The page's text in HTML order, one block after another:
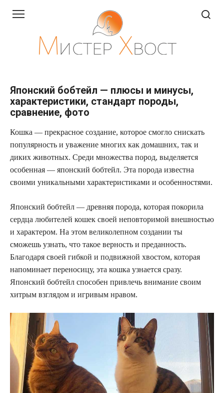
Японский бобтейл — плюсы и минусы,
характеристики, стандарт породы,
сравнение, фото
Кошка — прекрасное создание, которое смогло снискать
популярность и уважение многих как домашних, так и
диких животных. Среди множества пород, выделяется
особенная — японский бобтейл. Эта порода известна
своими уникальными характеристиками и особенностями.
Японский бобтейл — древняя порода, которая покорила
сердца любителей кошек своей неповторимой внешностью
и характером. На этом великолепном создании ты
сможешь узнать, что такое верность и преданность.
Благодаря своей гибкой и подвижной хвостом, которая
напоминает переносицу, эта кошка узнается сразу.
Японский бобтейл способен привлечь внимание своим
хитрым взглядом и игривым нравом.